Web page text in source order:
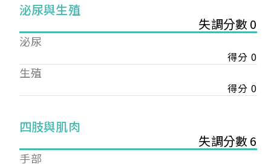
泌尿與生殖
失調分數 0
泌尿
得分 0
生殖
得分 0
四肢與肌肉
失調分數 6
手部
您已成功送出會員申請
您好，您的會員申請，已成功送出，經本協會理事